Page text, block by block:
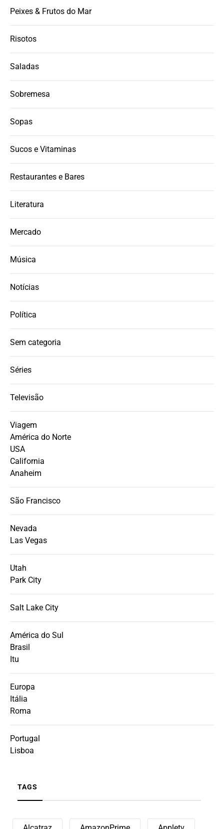
Peixes & Frutos do Mar
Risotos
Saladas
Sobremesa
Sopas
Sucos e Vitaminas
Restaurantes e Bares
Literatura
Mercado
Música
Notícias
Política
Sem categoria
Séries
Televisão
Viagem
América do Norte
USA
California
Anaheim
São Francisco
Nevada
Las Vegas
Utah
Park City
Salt Lake City
América do Sul
Brasil
Itu
Europa
Itália
Roma
Portugal
Lisboa
TAGS